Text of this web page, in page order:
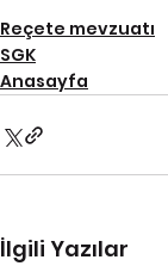
Reçete mevzuatı
SGK
Anasayfa
İlgili Yazılar